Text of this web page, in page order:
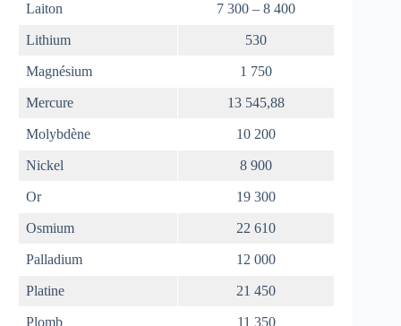
Laiton 7 300 – 8 400
Lithium 530
Magnésium 1 750
Mercure 13 545,88
Molybdène 10 200
Nickel 8 900
Or 19 300
Osmium 22 610
Palladium 12 000
Platine 21 450
Plomb 11 350